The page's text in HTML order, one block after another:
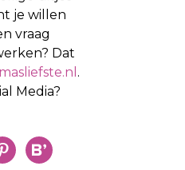
je willen
vraag
Dat
.
Media?
bloglovin